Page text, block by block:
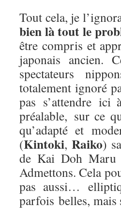
Tout cela, je
bien là tout le
être compris et
japonais ancien.
spectateurs
totalement ignoré
pas s’attendre ici
préalable, sur ce
qu’adapté et
(Kintoki, Raiko)
de Kai Doh Maru
Admettons. Cela
pas aussi…
parfois belles, mais